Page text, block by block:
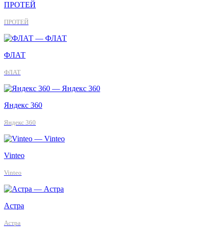
ПРОТЕЙ
ПРОТЕЙ
ФЛАТ
ФЛАТ
Яндекс 360
Яндекс 360
Vinteo
Vinteo
Астра
Астра